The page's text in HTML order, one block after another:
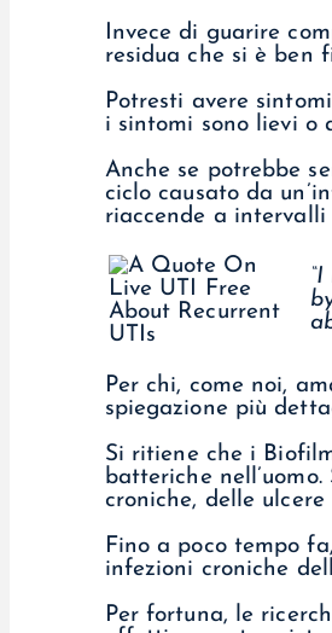
Invece di guarire
residua che si è ben
Potresti avere
i sintomi sono lievi o
Anche se potrebbe
ciclo causato da
riaccende a intervalli
Per chi, come noi,
spiegazione più
Si ritiene che i
batteriche
croniche, delle
Fino a poco tempo
infezioni croniche
Per fortuna, le